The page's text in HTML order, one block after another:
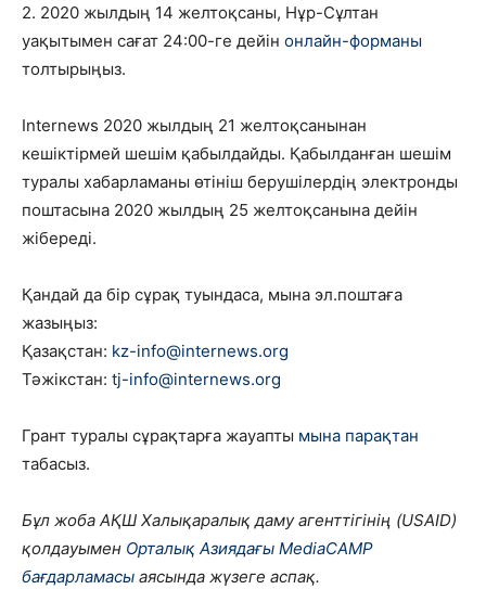
2. 2020 жылдың 14 желтоқсаны, Нұр-Сұлтан
уақытымен сағат 24:00-ге дейін онлайн-форманы
толтырыңыз.
Internews 2020 жылдың 21 желтоқсанынан
кешіктірмей шешім қабылдайды. Қабылданған шешім
туралы хабарламаны өтініш берушілердің электронды
поштасына 2020 жылдың 25 желтоқсанына дейін
жібереді.
Қандай да бір сұрақ туындаса, мына эл.поштаға
жазыңыз:
Қазақстан: kz-info@internews.org
Тәжікстан: tj-info@internews.org
Грант туралы сұрақтарға жауапты мына парақтан
табасыз.
Бұл жоба АҚШ Халықаралық даму агенттігінің (USAID)
қолдауымен Орталық Азиядағы MediaCAMP
бағдарламасы аясында жүзеге аспақ.